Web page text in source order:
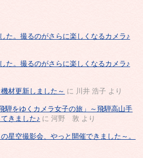
た。撮るのがさらに楽しくなるカメラ♪
た。撮るのがさらに楽しくなるカメラ♪
材更新しました～ に 川井 浩子 より
騨をゆくカメラ女子の旅」～飛騨高山手
きました♪ に河野 敦 より
星空撮影会、やっと開催できました～。